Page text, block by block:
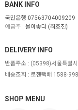
BANK INFO
국민은행 07563704009209
예금주 : 물이좋다 (최호진)
SHOP MENU
DELIVERY INFO
반품주소 : (05398)서울특별
배송조회 : 로젠택배 1588-